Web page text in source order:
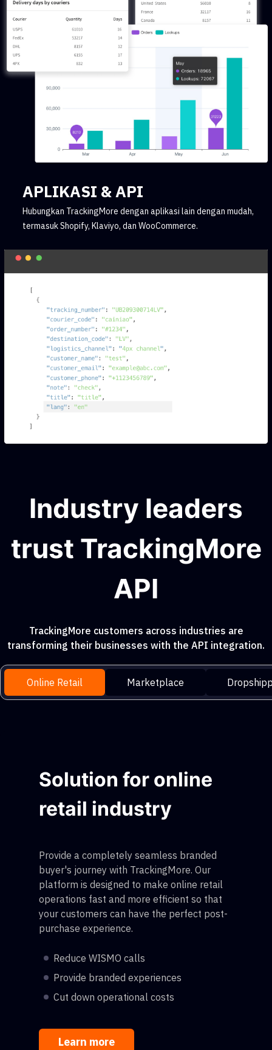
APLIKASI & API
Hubungkan TrackingMore dengan aplikasi lain dengan mudah,
termasuk Shopify, Klaviyo, dan WooCommerce.
Industry leaders
trust TrackingMore
API
TrackingMore customers across industries are
transforming their businesses with the API integration.
Online Retail Marketplace
Solution for online
retail industry
Provide a completely seamless branded
buyer's journey with TrackingMore. Our
platform is designed to make online retail
operations fast and more efficient so that
your customers can have the perfect post-
purchase experience.
Reduce WISMO calls
Provide branded experiences
Cut down operational costs
Learn more